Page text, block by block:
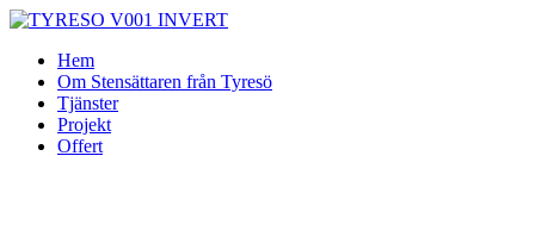
Skip
contentHem
Om Stensättaren från Tyresö
Tjänster
Projekt
Offert